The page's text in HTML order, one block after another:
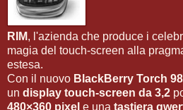
RIM, l'azienda che produce i
magia del touch-screen alla
estesa.
Con il nuovo BlackBerry Torch
un display touch-screen da 3,2
480×360 pixel e una tastiera